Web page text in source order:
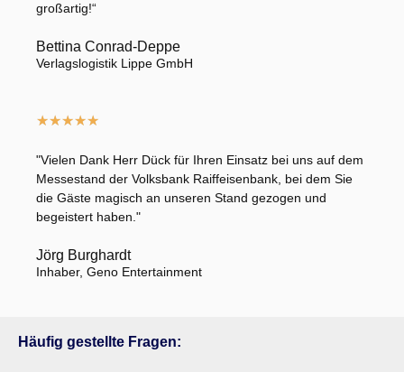
großartig!“
Bettina Conrad-Deppe
Verlagslogistik Lippe GmbH
★★★★★
"Vielen Dank Herr Dück für Ihren Einsatz bei uns auf dem
Messestand der Volksbank Raiffeisenbank, bei dem Sie
die Gäste magisch an unseren Stand gezogen und
begeistert haben."
Jörg Burghardt
Inhaber, Geno Entertainment
Häufig gestellte Fragen: